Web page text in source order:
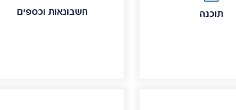
חשבונאות וכספים תוכנה